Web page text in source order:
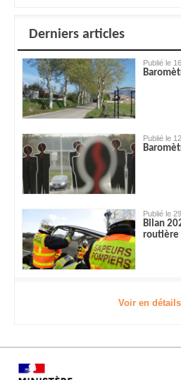
Derniers articles
Publié le
Publié le
Publié le
Bilan
routière
Voir en détails